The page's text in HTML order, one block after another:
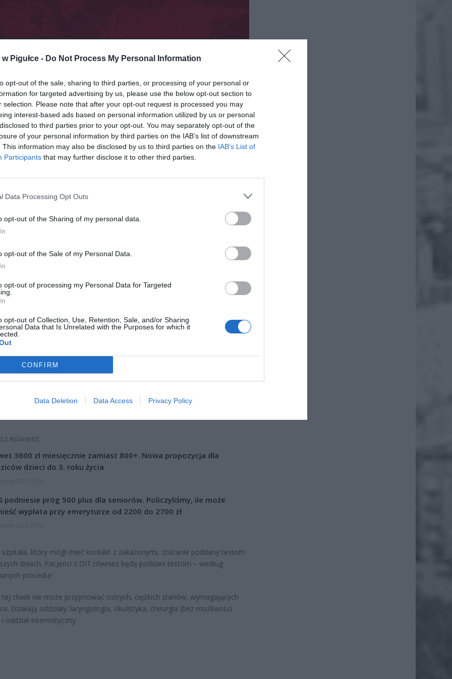
Pigułce - Do Not Process My Personal Information
opt-out of the sale, sharing to third parties, or processing of your personal or
for targeted advertising by us, please use the below opt-out section to
selection. Please note that after your opt-out request is processed you may
interest-based ads based on personal information utilized by us or personal
to third parties prior to your opt-out. You may separately opt-out of the
of your personal information by third parties on the IAB’s list of downstream
This information may also be disclosed by us to third parties on the IAB’s List of
Participants that may further disclose it to other third parties.
Data Processing Opt Outs
opt-out of the Sharing of my personal data.
opt-out of the Sale of my Personal Data.
opt-out of processing my Personal Data for Targeted
opt-out of Collection, Use, Retention, Sale, and/or Sharing
Data that Is Unrelated with the Purposes for which it
CONFIRM
Data Deletion Data Access Privacy Policy
zostali przewiezieni do Szpitala MSWiA przy ul. Wołoskiej. Pielęgniarka,
w stacji dializ przy ul. Magnalia, gdzie stwierdzono zakażenie
wszelkich procedur podwyższonego bezpieczeństwa wobec
Kontakty personelu zostały ograniczone do minimum, pobrano wymazy.
została zdezynfekowana.
procedurami na kwarantannę wysłano 45 osób: 14 lekarzy, 19
Kontakty krzyżowe zakażonych pacjentów z pacjentami innych
RÓWNIEŻ:
3600 zł miesięcznie zamiast 800+. Nowa propozycja dla
dzieci do 3. roku życia
podniesie próg 500 plus dla seniorów. Policzyliśmy, ile może
wypłata przy emeryturze od 2200 do 2700 zł
szpitala, który mógł mieć kontakt z zakażonymi, zostanie poddany testom
dniach. Pacjenci z OIT również będą poddani testom – według
procedur.
tej chwili nie może przyjmować ostrych, ciężkich stanów, wymagających
Działają oddziały: laryngologia, okulistyka, chirurgia (bez możliwości
oddział internistyczny.